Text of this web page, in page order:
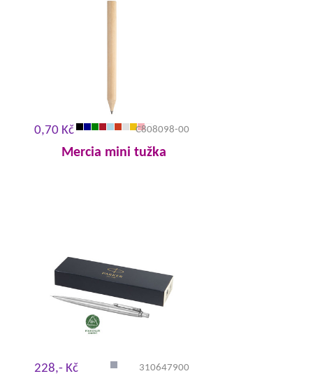
0,70 Kč C808098-00
Mercia mini tužka
228,- Kč 310647900